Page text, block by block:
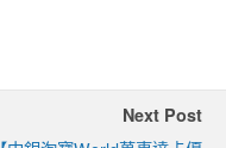
Next Post